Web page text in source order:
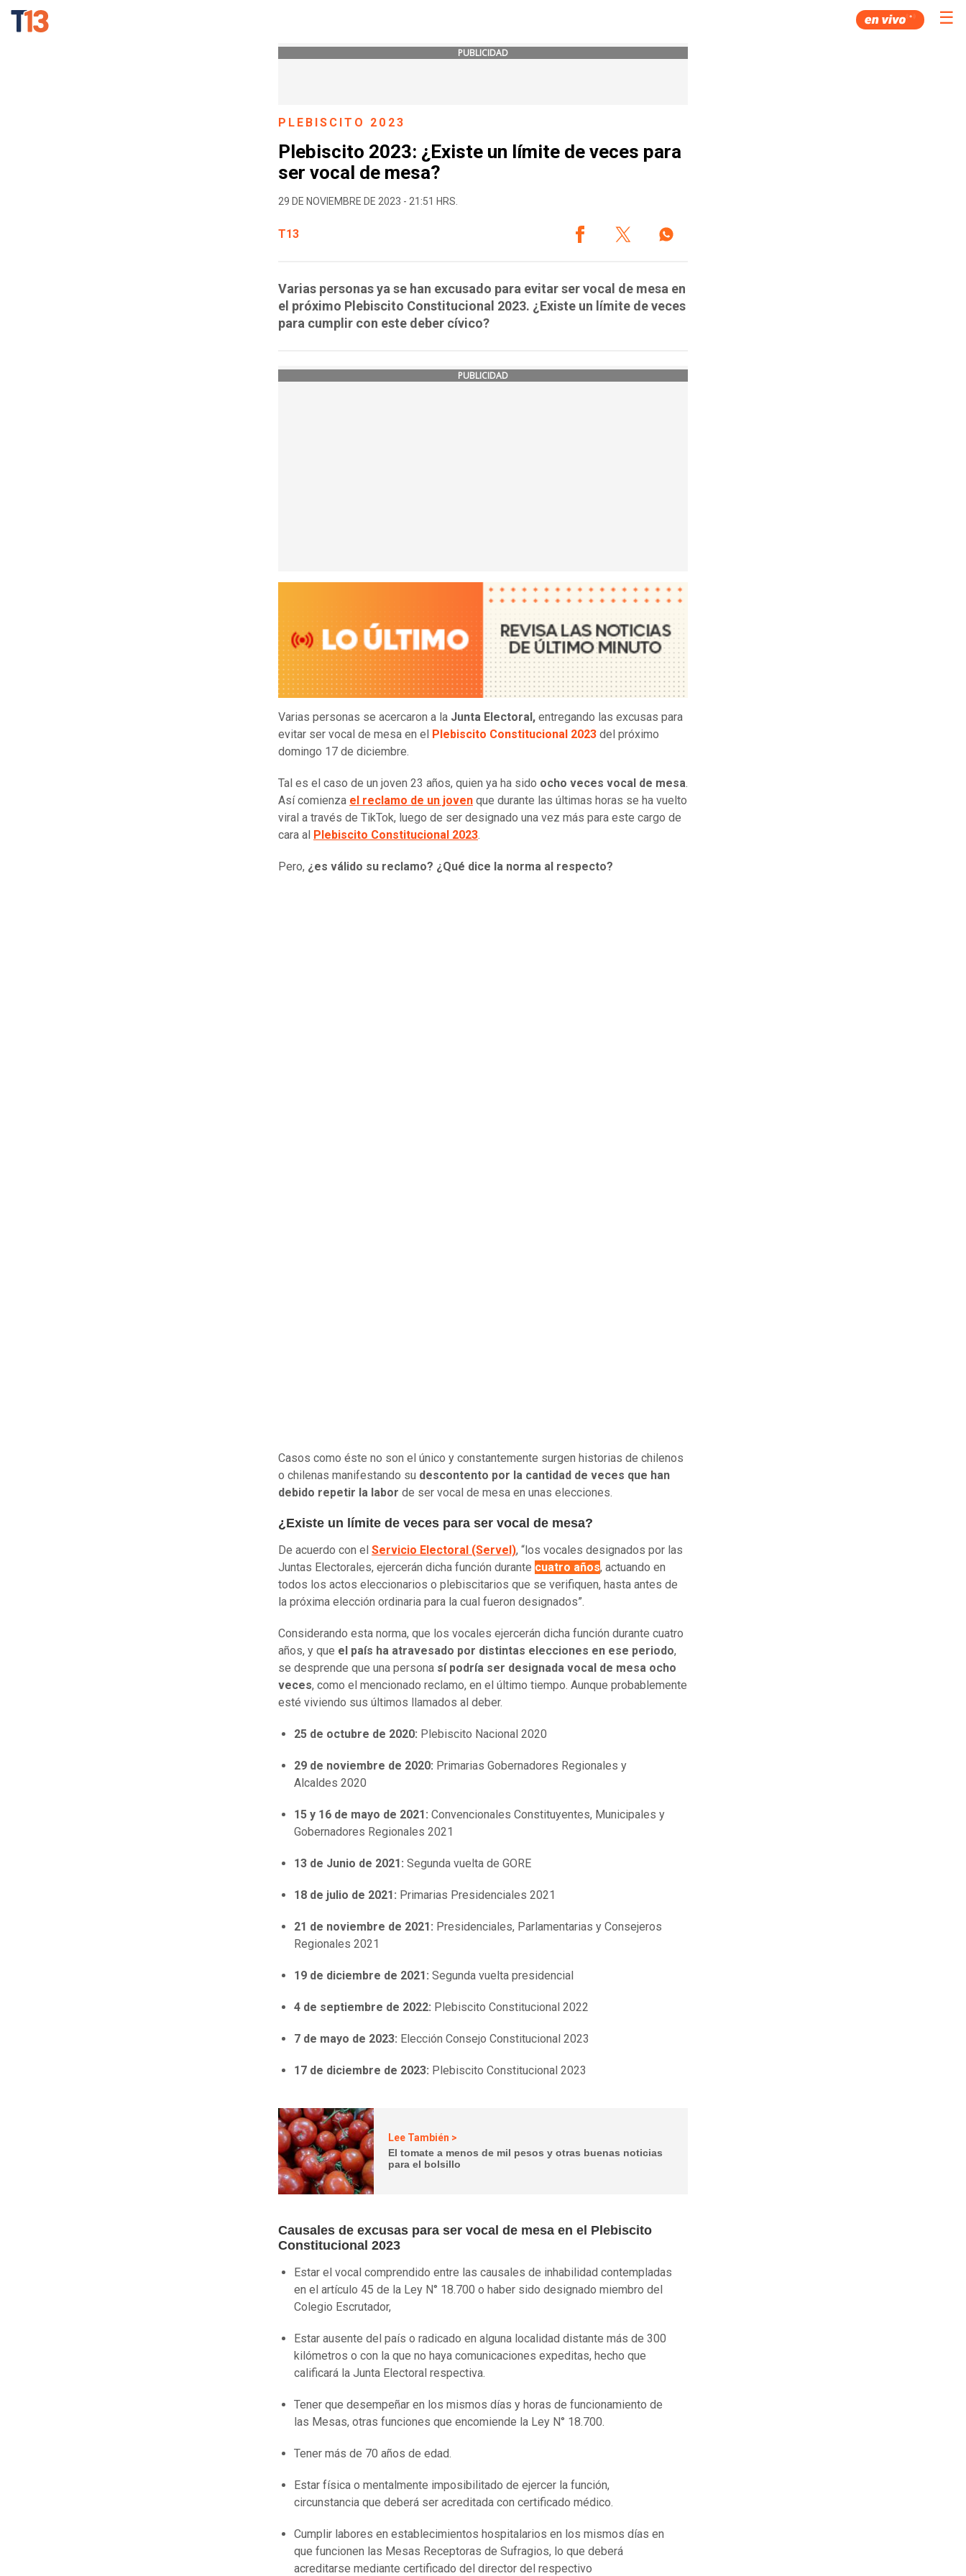
☰
PUBLICIDAD
PLEBISCITO 2023
Plebiscito 2023: ¿Existe un límite de veces para
ser vocal de mesa?
29 DE NOVIEMBRE DE 2023 - 21:51 HRS.
T13
Varias personas ya se han excusado para evitar ser vocal de mesa en
el próximo Plebiscito Constitucional 2023. ¿Existe un límite de veces
para cumplir con este deber cívico?
PUBLICIDAD
Varias personas se acercaron a la Junta Electoral, entregando las excusas para
evitar ser vocal de mesa en el Plebiscito Constitucional 2023 del próximo
domingo 17 de diciembre.
Tal es el caso de un joven 23 años, quien ya ha sido ocho veces vocal de mesa
Así comienza el reclamo de un joven que durante las últimas horas se ha vuelto
viral a través de TikTok, luego de ser designado una vez más para este cargo de
cara al Plebiscito Constitucional 2023
Pero, ¿es válido su reclamo? ¿Qué dice la norma al respecto?
Casos como éste no son el único y constantemente surgen historias de chilenos
o chilenas manifestando su descontento por la cantidad de veces que han
debido repetir la labor de ser vocal de mesa en unas elecciones.
¿Existe un límite de veces para ser vocal de mesa?
De acuerdo con el Servicio Electoral (Servel), “los vocales designados por las
Juntas Electorales, ejercerán dicha función durante cuatro años, actuando en
todos los actos eleccionarios o plebiscitarios que se verifiquen, hasta antes de
la próxima elección ordinaria para la cual fueron designados”.
Considerando esta norma, que los vocales ejercerán dicha función durante cuatro
años, y que el país ha atravesado por distintas elecciones en ese periodo,
se desprende que una persona sí podría ser designada vocal de mesa ocho
veces, como el mencionado reclamo, en el último tiempo. Aunque probablemente
esté viviendo sus últimos llamados al deber.
25 de octubre de 2020: Plebiscito Nacional 2020
29 de noviembre de 2020: Primarias Gobernadores Regionales y
Alcaldes 2020
15 y 16 de mayo de 2021: Convencionales Constituyentes, Municipales y
Gobernadores Regionales 2021
13 de Junio de 2021: Segunda vuelta de GORE
18 de julio de 2021: Primarias Presidenciales 2021
21 de noviembre de 2021: Presidenciales, Parlamentarias y Consejeros
Regionales 2021
19 de diciembre de 2021: Segunda vuelta presidencial
4 de septiembre de 2022: Plebiscito Constitucional 2022
7 de mayo de 2023: Elección Consejo Constitucional 2023
17 de diciembre de 2023: Plebiscito Constitucional 2023
Lee También >
El tomate a menos de mil pesos y otras buenas noticias
para el bolsillo
Causales de excusas para ser vocal de mesa en el Plebiscito
Constitucional 2023
Estar el vocal comprendido entre las causales de inhabilidad contempladas
en el artículo 45 de la Ley N° 18.700 o haber sido designado miembro del
Colegio Escrutador,
Estar ausente del país o radicado en alguna localidad distante más de 300
kilómetros o con la que no haya comunicaciones expeditas, hecho que
calificará la Junta Electoral respectiva.
Tener que desempeñar en los mismos días y horas de funcionamiento de
las Mesas, otras funciones que encomiende la Ley N° 18.700.
Tener más de 70 años de edad.
Estar física o mentalmente imposibilitado de ejercer la función,
circunstancia que deberá ser acreditada con certificado médico.
Cumplir labores en establecimientos hospitalarios en los mismos días en
que funcionen las Mesas Receptoras de Sufragios, lo que deberá
acreditarse mediante certificado del director del respectivo